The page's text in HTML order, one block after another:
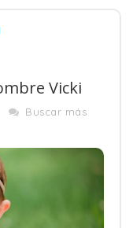
Vicki
Buscar más